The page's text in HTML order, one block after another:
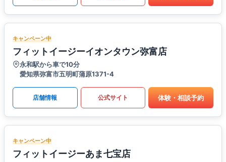
キャンペーン中
フィットイージーイオンタウン弥富店
永和駅から車で10分
愛知県弥富市五明町蒲原1371-4
店舗情報 公式サイト 体験・相談予約
キャンペーン中
フィットイージーあま七宝店